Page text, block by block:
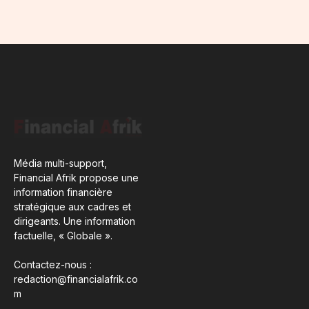
Média multi-support,
Financial Afrik propose une
information financière
stratégique aux cadres et
dirigeants. Une information
factuelle, « Globale ».
Contactez-nous :
redaction@financialafrik.co
m